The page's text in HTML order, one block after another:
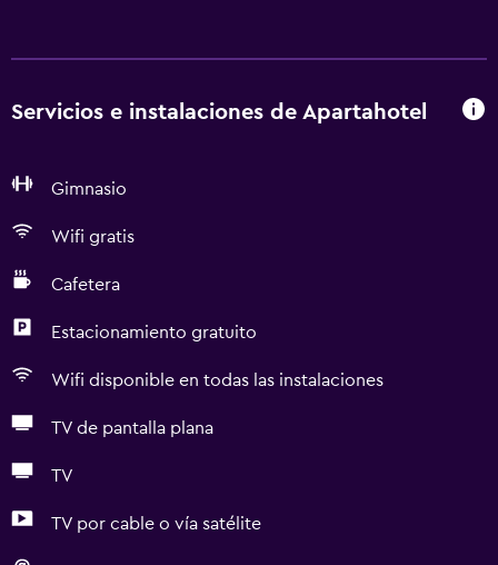
Servicios e instalaciones de Apartahotel
Gimnasio
Wifi gratis
Cafetera
Estacionamiento gratuito
Wifi disponible en todas las instalaciones
TV de pantalla plana
TV
TV por cable o vía satélite